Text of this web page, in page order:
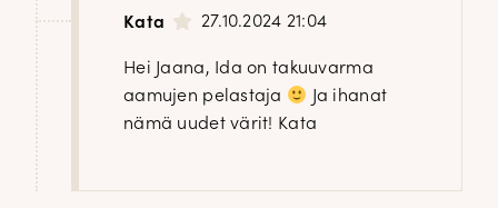
Kata 27.10.2024 21:04
Hei Jaana, Ida on takuuvarma
aamujen pelastaja
Ja ihanat
nämä uudet värit! Kata